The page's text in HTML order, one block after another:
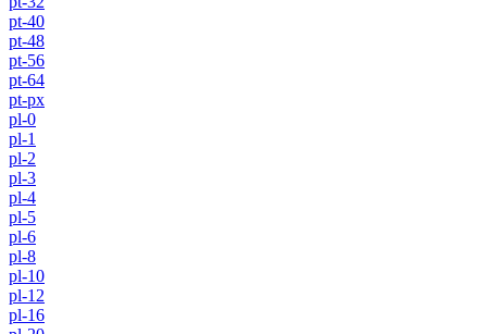
pt-40
pt-48
pt-56
pt-64
pt-px
pl-0
pl-1
pl-2
pl-3
pl-4
pl-5
pl-6
pl-8
pl-10
pl-12
pl-16